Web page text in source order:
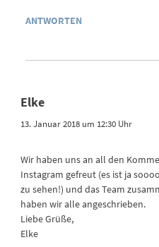
ANTWORTEN
Elke
13. Januar 2018 um 12:30 Uhr
Wir haben uns an all den
Instagram gefreut (es ist ja
zu sehen!) und das Team
haben wir alle angeschrieben.
Liebe Grüße,
Elke